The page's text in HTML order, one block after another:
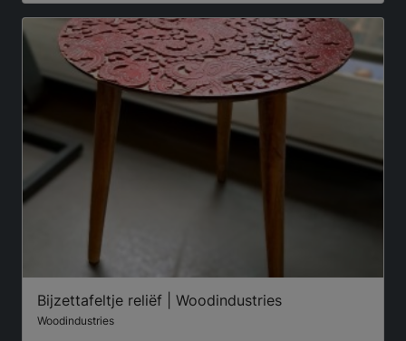
Bijzettafeltje reliëf | Woodindustries
Woodindustries